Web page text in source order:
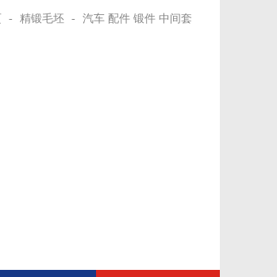
- 精锻毛坯 - 汽车 配件 锻件 中间套